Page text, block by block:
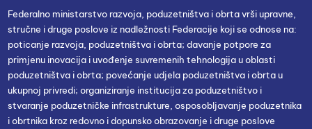
Federalno ministarstvo razvoja, poduzetništva i obrta vrši upravne,
stručne i druge poslove iz nadležnosti Federacije koji se odnose na:
poticanje razvoja, poduzetništva i obrta; davanje potpore za
primjenu inovacija i uvođenje suvremenih tehnologija u oblasti
poduzetništva i obrta; povećanje udjela poduzetništva i obrta u
ukupnoj privredi; organiziranje institucija za poduzetništvo i
stvaranje poduzetničke infrastrukture, osposobljavanje poduzetnika
i obrtnika kroz redovno i dopunsko obrazovanje i druge poslove